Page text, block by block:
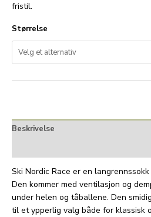
fristil.
Størrelse
Beskrivelse
Ski Nordic Race er en
Den kommer med ventilasjon og
under helen og tåballene. Den
til et ypperlig valg både for klassisk